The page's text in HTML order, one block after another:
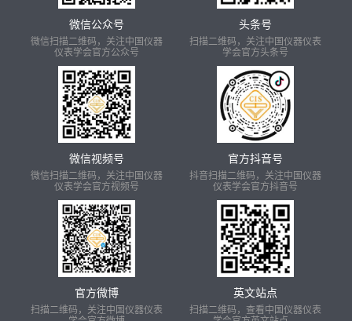
微信公众号
微信扫描二维码，关注中国仪器
仪表学会官方公众号
头条号
扫描二维码，关注中国仪器仪表
学会官方头条号
微信视频号
微信扫描二维码，关注中国仪器
仪表学会官方视频号
官方抖音号
抖音扫描二维码，关注中国仪器
仪表学会官方抖音号
官方微博
扫描二维码，关注中国仪器仪表
英文站点
扫描二维码，查看中国仪器仪表